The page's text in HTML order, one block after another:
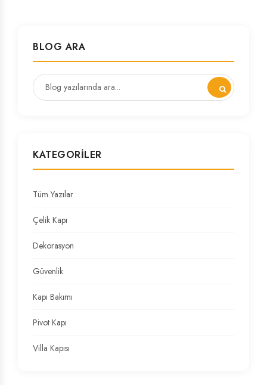
BLOG ARA
KATEGORILER
Tüm Yazılar
Çelik Kapı
Dekorasyon
Güvenlik
Kapı Bakımı
Pivot Kapı
Villa Kapısı